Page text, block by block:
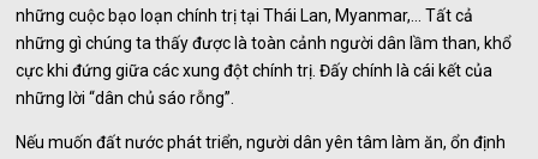
những cuộc bạo loạn chính trị tại Thái Lan, Myanmar,… Tất cả
những gì chúng ta thấy được là toàn cảnh người dân lầm than, khổ
cực khi đứng giữa các xung đột chính trị. Đấy chính là cái kết của
những lời “dân chủ sáo rỗng”.
Nếu muốn đất nước phát triển, người dân yên tâm làm ăn, ổn định